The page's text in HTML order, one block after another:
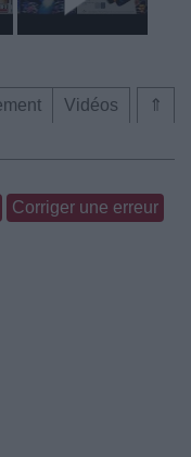
⇑
Vidéos
Corriger une erreur